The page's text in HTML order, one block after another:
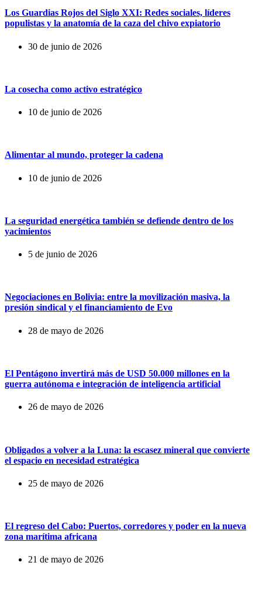
Los Guardias Rojos del Siglo XXI: Redes sociales, líderes
populistas y la anatomía de la caza del chivo expiatorio
30 de junio de 2026
La cosecha como activo estratégico
10 de junio de 2026
Alimentar al mundo, proteger la cadena
10 de junio de 2026
La seguridad energética también se defiende dentro de los
yacimientos
5 de junio de 2026
Negociaciones en Bolivia: entre la movilización masiva, la
presión sindical y el financiamiento de Evo
28 de mayo de 2026
El Pentágono invertirá más de USD 50.000 millones en la
guerra autónoma e integración de inteligencia artificial
26 de mayo de 2026
Obligados a volver a la Luna: la escasez mineral que convierte
el espacio en necesidad estratégica
25 de mayo de 2026
El regreso del Cabo: Puertos, corredores y poder en la nueva
zona marítima africana
21 de mayo de 2026